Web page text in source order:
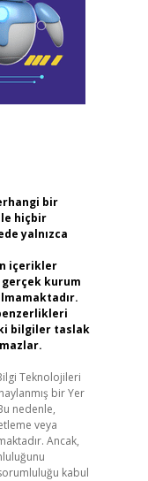
bir
hiçbir
yalnızca
içerikler
kurum
bilgiler taslak
Teknolojileri
bir Yer
nedenle,
veya
Ancak,
kabul